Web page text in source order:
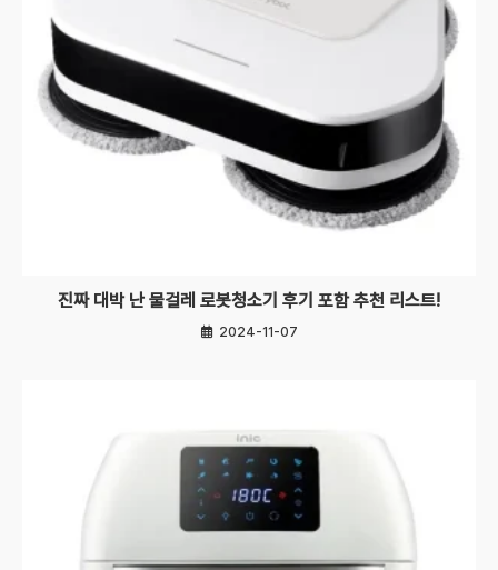
진짜 대박 난 물걸레 로봇청소기 후기 포함 추천 리스트!
2024-11-07